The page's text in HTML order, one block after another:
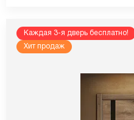
Каждая 3-я дверь бесплатно!
Хит продаж